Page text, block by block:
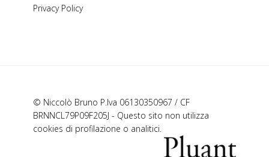
Privacy Policy
© Niccolò Bruno P.Iva 06130350967 / CF
BRNNCL79P09F205J - Questo sito non utilizza
cookies di profilazione o analitici.